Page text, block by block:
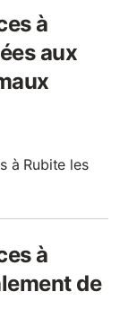
à
aux
à Rubite les
à
de